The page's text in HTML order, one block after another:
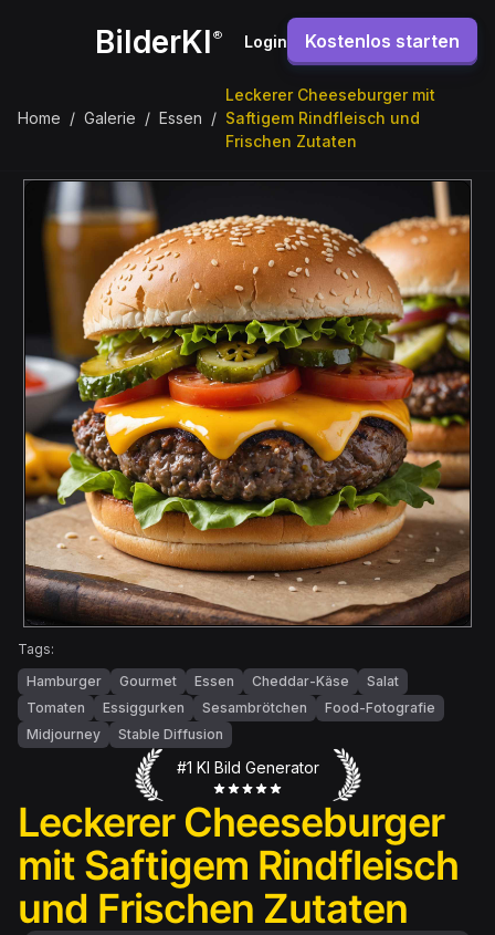
BilderKI® Login Kostenlos starten
Home / Galerie / Essen /
Leckerer Cheeseburger mit
Saftigem Rindfleisch und
Frischen Zutaten
Tags:
Hamburger
Gourmet Essen Cheddar-Käse
Salat
Tomaten
Essiggurken Sesambrötchen
Food-Fotografie
Midjourney
Stable Diffusion
#1 KI Bild Generator
Leckerer Cheeseburger
mit Saftigem Rindfleisch
und Frischen Zutaten